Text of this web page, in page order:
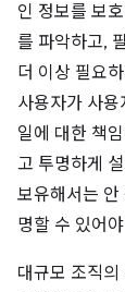
인 정보를 보
를 파악하고,
더 이상 필요
사용자가 사
일에 대한 책
고 투명하게
보유해서는 안
명할 수 있어
대규모 조직